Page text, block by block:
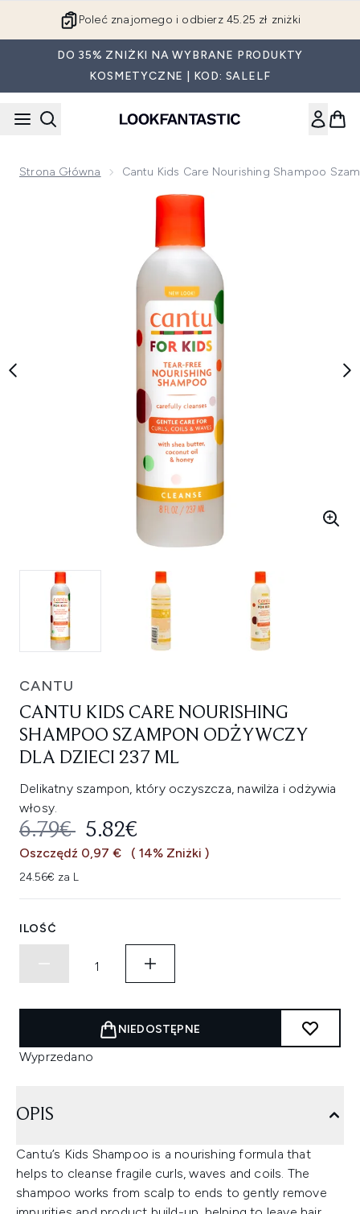
Zniżka dla studentów
DO 35% ZNIŻKI NA WYBRANE PRODUKTY
KOSMETYCZNE | KOD: SALELF
Strona Główna Cantu Kids Care Nourishing Shampoo
Now showing image 1 Cantu Kids Care Nourishing
CANTU
CANTU KIDS CARE NOURISHING
SHAMPOO SZAMPON ODŻYWCZY
DLA DZIECI 237 ML
Delikatny szampon, który oczyszcza, nawilża i odżywia
włosy.
SUGEROWANA CENA
6.79€ AKTUALNA CENA:
5.82€
Oszczędź 0,97 € ( 14% Zniżki )
24.56€ za L
ILOŚĆ
NIEDOSTĘPNE
Wyprzedano
OPIS
Cantu’s Kids Shampoo is a nourishing formula that
helps to cleanse fragile curls, waves and coils. The
shampoo works from scalp to ends to gently remove